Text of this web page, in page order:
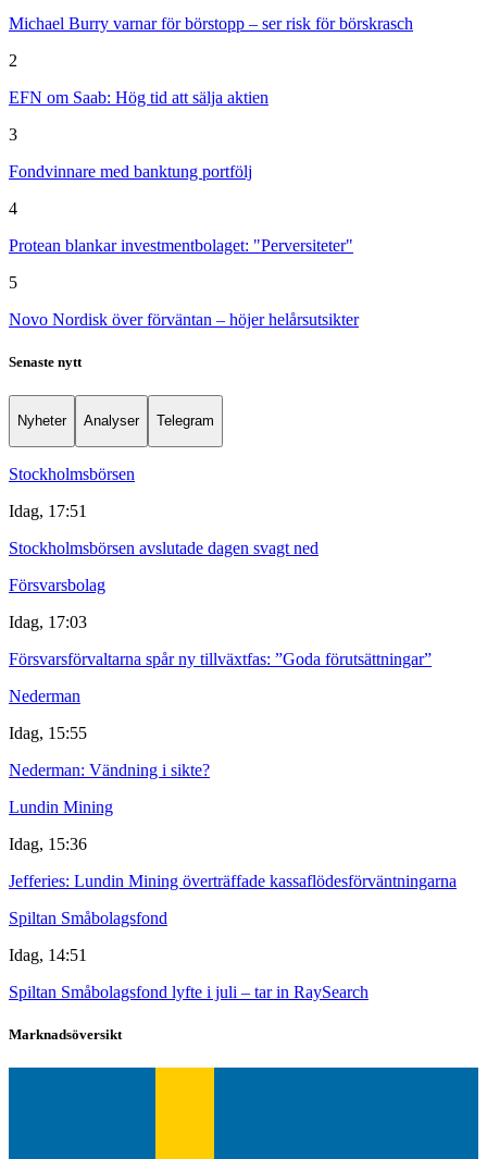
Michael Burry varnar för börstopp – ser risk för börskrasch
2
EFN om Saab: Hög tid att sälja aktien
3
Fondvinnare med banktung portfölj
4
Protean blankar investmentbolaget: "Perversiteter"
5
Novo Nordisk över förväntan – höjer helårsutsikter
Senaste nytt
Nyheter Analyser Telegram
Stockholmsbörsen
Idag, 17:51
Stockholmsbörsen avslutade dagen svagt ned
Försvarsbolag
Idag, 17:03
Försvarsförvaltarna spår ny tillväxtfas: ”Goda förutsättningar”
Nederman
Idag, 15:55
Nederman: Vändning i sikte?
Lundin Mining
Idag, 15:36
Jefferies: Lundin Mining överträffade kassaflödesförväntningarna
Spiltan Småbolagsfond
Idag, 14:51
Spiltan Småbolagsfond lyfte i juli – tar in RaySearch
Marknadsöversikt